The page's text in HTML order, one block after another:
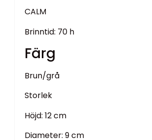
CALM
Brinntid: 70 h
Färg
Brun/grå
Storlek
Höjd: 12 cm
Diameter: 9 cm